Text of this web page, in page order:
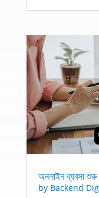
অনলাইন ব্যবসা শুরু
by Backend